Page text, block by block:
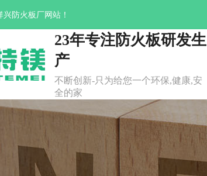
防火板厂网站！
23年专注防火板研发生
产
不断创新-只为给您一个环保,健康,安
全的家